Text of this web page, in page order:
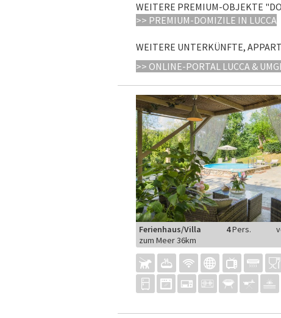
WEITERE PREMIUM-OBJEKTE
>> PREMIUM-DOMIZILE IN LUCCA
WEITERE UNTERKÜNFTE,
>> ONLINE-PORTAL LUCCA &
Ferienhaus/Villa 4Pers.
zum Meer 36km